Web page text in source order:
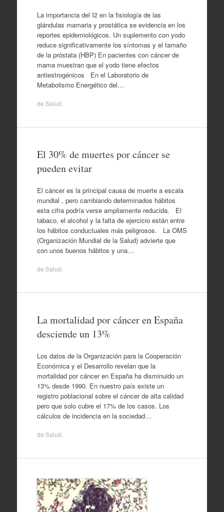
La importancia del I2 en la fisiología de las
glándulas mamaria y prostática se evidencia en los
reportes epidemiológicos. Un suplemento con yodo
reduce significativamente los síntomas y el tamaño
de la próstata (HBP) En pacientes con cáncer de
mama muestran que el yodo tiene efectos
antiestrogénicos En el Laboratorio de
Metabolismo Energético del…
de Salud
El 30% de muertes por cáncer se
pueden evitar
El cáncer es la principal causa de muerte a escala
mundial , pero cambiando determinados hábitos
esta cifra podría verse ampliamente reducida. El
tabaco, el alcohol y la falta de ejercicio están entre
los hábitos conductuales más peligrosos. La OMS
(Organización Mundial de la Salud) advierte que
con unos buenos hábitos y una…
de Salud
La mortalidad por cáncer en España
desciende un 13%
Los datos de la Organización para la Cooperación
Económica y el Desarrollo revelan que la
mortalidad por cáncer en España ha disminuido un
13% desde 1990. En nuestro país existe un
registro poblacional sobre el cáncer de alta calidad
pero que solo cubre el 17% de los casos. Los
cálculos de incidencia en la sociedad…
de Salud